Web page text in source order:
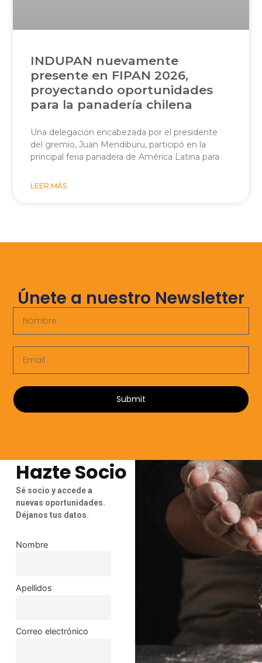
INDUPAN nuevamente
presente en FIPAN 2026,
proyectando oportunidades
para la panadería chilena
Una delegación encabezada por el presidente
del gremio, Juan Mendiburu, participó en la
principal feria panadera de América Latina para
LEER MÁS
Únete a nuestro Newsletter
Submit
Hazte Socio
Sé socio y accede a
nuevas oportunidades.
Déjanos tus datos.
Nombre
Apellidos
Correo electrónico